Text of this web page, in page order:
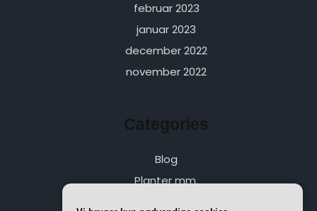
februar 2023
januar 2023
december 2022
november 2022
Categories
Blog
Planter mm.